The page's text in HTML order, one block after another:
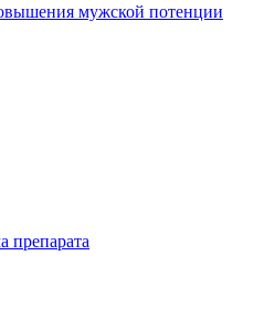
мужской потенции
препарата